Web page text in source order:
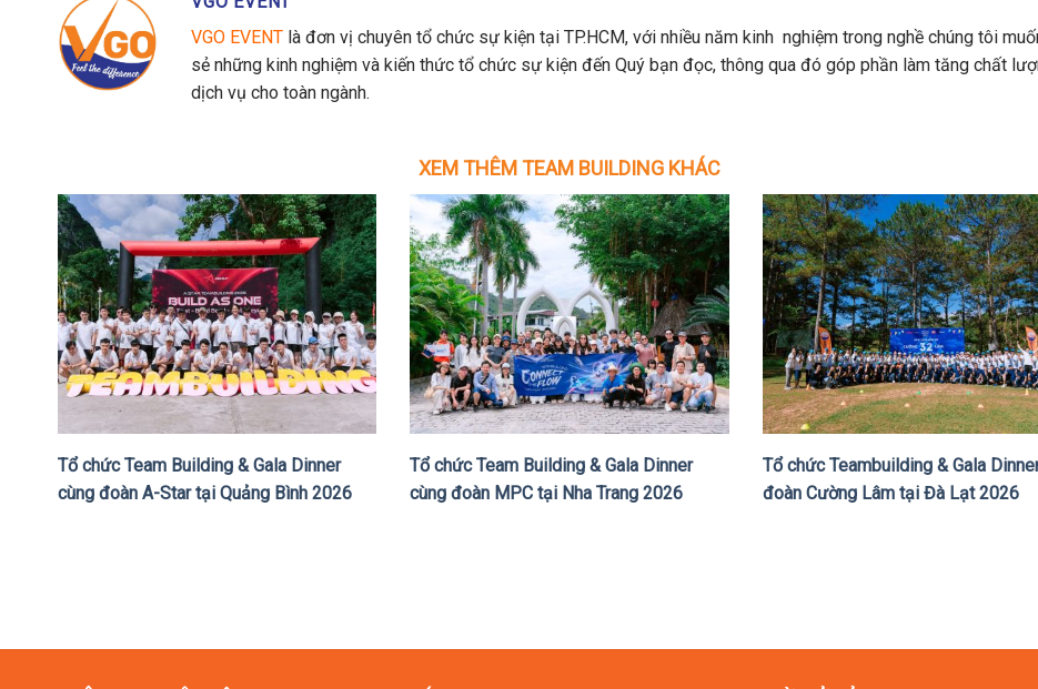
VGO EVENT là đơn vị chuyên tổ chức sự kiện tại TP.HCM, với nhiều năm kinh nghiệm trong nghề chúng tôi
sẻ những kinh nghiệm và kiến thức tổ chức sự kiện đến Quý bạn đọc, thông qua đó góp phần làm tăng chất
dịch vụ cho toàn ngành.
XEM THÊM TEAM BUILDING KHÁC
Tổ chức Team Building & Gala Dinner
cùng đoàn A-Star tại Quảng Bình 2026
Tổ chức Team Building & Gala Dinner
cùng đoàn MPC tại Nha Trang 2026
Tổ chức Teambuilding & Gala
đoàn Cường Lâm tại Đà Lạt 2026